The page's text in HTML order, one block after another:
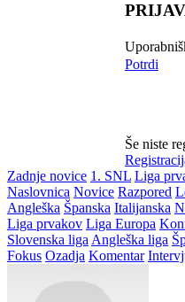
Potrdi
Še niste
Zadnje novice 1. SNL Liga
Naslovnica Novice Razpored
Angleška Španska Italijanska
Liga prvakov Liga Europa
Slovenska liga Angleška liga
Fokus Ozadja Komentar